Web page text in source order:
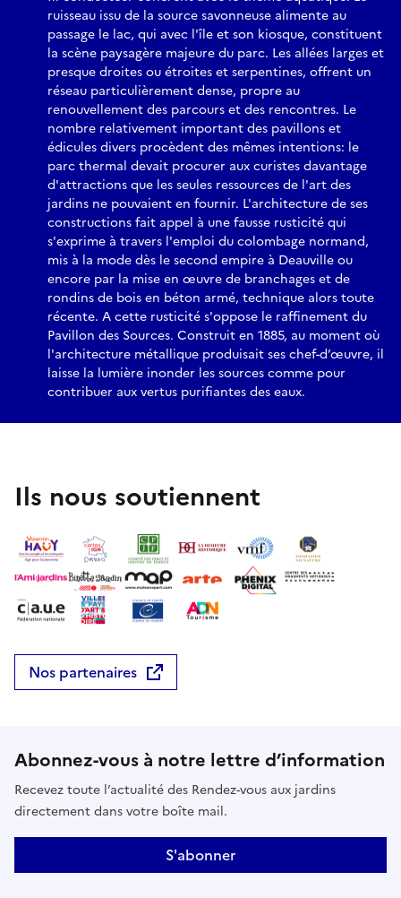
ruisseau issu de la source savonneuse alimente au
passage le lac, qui avec l'île et son kiosque, constituent
la scène paysagère majeure du parc. Les allées larges et
presque droites ou étroites et serpentines, offrent un
réseau particulièrement dense, propre au
renouvellement des parcours et des rencontres. Le
nombre relativement important des pavillons et
édicules divers procèdent des mêmes intentions: le
parc thermal devait procurer aux curistes davantage
d'attractions que les seules ressources de l'art des
jardins ne pouvaient en fournir. L'architecture de ses
constructions fait appel à une fausse rusticité qui
s'exprime à travers l'emploi du colombage normand,
mis à la mode dès le second empire à Deauville ou
encore par la mise en œuvre de branchages et de
rondins de bois en béton armé, technique alors toute
récente. A cette rusticité s'oppose le raffinement du
Pavillon des Sources. Construit en 1885, au moment où
l'architecture métallique produisait ses chef-d’œuvre, il
laisse la lumière inonder les sources comme pour
contribuer aux vertus purifiantes des eaux.
Ils nous soutiennent
Nos partenaires
Abonnez-vous à notre lettre d’information
Recevez toute l’actualité des Rendez-vous aux jardins
directement dans votre boîte mail.
S'abonner